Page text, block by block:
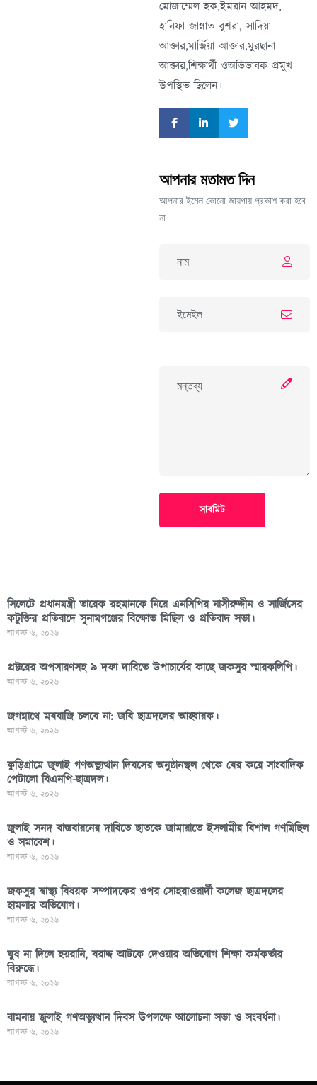
মোজাম্মেল হক,ইমরান আহমদ,
হানিফা জান্নাত বুশরা, সাদিয়া
আক্তার,মার্জিয়া আক্তার,মুরছানা
আক্তার,শিক্ষার্থী ওঅভিভাবক প্রমুখ
উপস্থিত ছিলেন।
আপনার মতামত দিন
আপনার ইমেল কোনো জায়গায় প্রকাশ করা হবে
না
সাবমিট
সিলেটে প্রধানমন্ত্রী তারেক রহমানকে নিয়ে এনসিপির নাসীরুদ্দীন ও সার্জিসের
কটুক্তির প্রতিবাদে সুনামগঞ্জের বিক্ষোভ মিছিল ও প্রতিবাদ সভা।
আগস্ট ৬, ২০২৬
প্রক্টরের অপসারণসহ ৯ দফা দাবিতে উপাচার্যের কাছে জকসুর স্মারকলিপি।
আগস্ট ৬, ২০২৬
জগন্নাথে মববাজি চলবে না: জবি ছাত্রদলের আহ্বায়ক।
আগস্ট ৬, ২০২৬
কুড়িগ্রামে জুলাই গণঅভ্যুত্থান দিবসের অনুষ্ঠানস্থল থেকে বের করে সাংবাদিক
পেটালো বিএনপি-ছাত্রদল।
আগস্ট ৬, ২০২৬
জুলাই সনদ বাস্তবায়নের দাবিতে ছাতকে জামায়াতে ইসলামীর বিশাল গণমিছিল
ও সমাবেশ।
আগস্ট ৬, ২০২৬
জকসুর স্বাস্থ্য বিষয়ক সম্পাদকের ওপর সোহরাওয়ার্দী কলেজ ছাত্রদলের
হামলার অভিযোগ।
আগস্ট ৬, ২০২৬
ঘুষ না দিলে হয়রানি, বরাদ্দ আটকে দেওয়ার অভিযোগ শিক্ষা কর্মকর্তার
বিরুদ্ধে।
আগস্ট ৬, ২০২৬
বামনায় জুলাই গণঅভ্যুত্থান দিবস উপলক্ষে আলোচনা সভা ও সংবর্ধনা।
আগস্ট ৬, ২০২৬